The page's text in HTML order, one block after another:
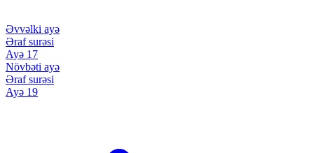
Əvvəlki ayə
Əraf surəsi
Ayə 17
Növbəti ayə
Əraf surəsi
Ayə 19